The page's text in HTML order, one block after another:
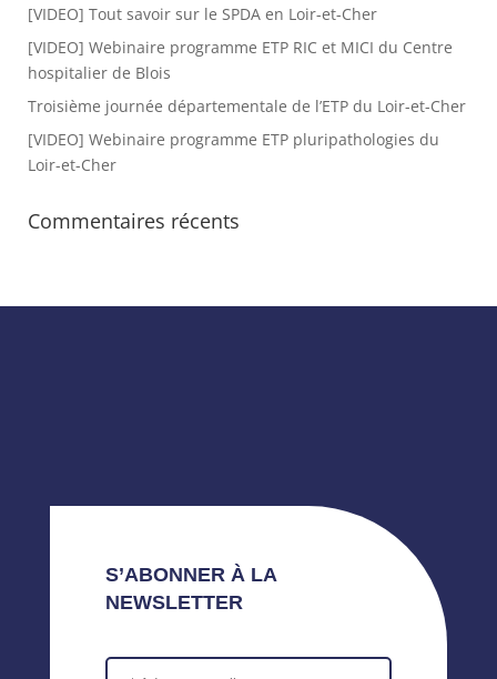
[VIDEO] Tout savoir sur le SPDA en Loir-et-Cher
[VIDEO] Webinaire programme ETP RIC et MICI du Centre
hospitalier de Blois
Troisième journée départementale de l’ETP du Loir-et-Cher
[VIDEO] Webinaire programme ETP pluripathologies du
Loir-et-Cher
Commentaires récents
S’ABONNER À LA
NEWSLETTER